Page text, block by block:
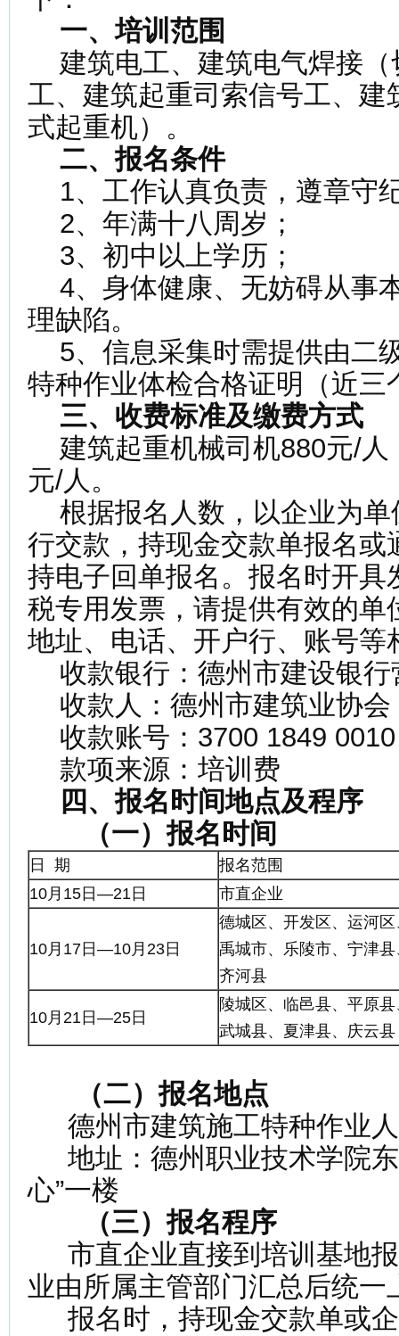
一、培训范围
建筑电工、建筑电气焊接（
工、建筑起重司索信号工、建
式起重机）。
二、报名条件
1、工作认真负责，遵章守
2、年满十八周岁；
3、初中以上学历；
4、身体健康、无妨碍从事
理缺陷。
5、信息采集时需提供由二
特种作业体检合格证明（近三
三、收费标准及缴费方式
建筑起重机械司机880元/人
元/人。
根据报名人数，以企业为单
行交款，持现金交款单报名或
持电子回单报名。报名时开具
税专用发票，请提供有效的单
地址、电话、开户行、账号等
收款银行：德州市建设银行
收款人：德州市建筑业协会
收款账号：3700 1849
款项来源：培训费
四、报名时间地点及程序
（一）报名时间
日 期
报名范围
10月15日—21日
市直企业
10月17日—10月23日
德城区、开发区、运河区
禹城市、乐陵市、宁津县
齐河县
10月21日—25日
陵城区、临邑县、平原县
武城县、夏津县、庆云县
（二）报名地点
德州市建筑施工特种作业
地址：德州职业技术学院东
心”一楼
（三）报名程序
市直企业直接到培训基地
业由所属主管部门汇总后统一
报名时，持现金交款单或